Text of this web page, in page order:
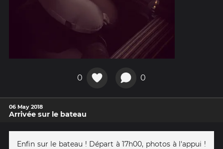
0 0
06 May 2018
Arrivée sur le bateau
Enfin sur le bateau ! Départ à 17h00, photos à l'appui !